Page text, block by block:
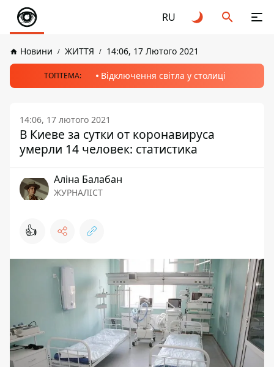
RU
Новини ЖИТТЯ 14:06, 17 Лютого 2021
ТОПТЕМА: Відключення світла у столиці
14:06, 17 лютого 2021
В Киеве за сутки от коронавируса
умерли 14 человек: статистика
Аліна Балабан
ЖУРНАЛІСТ
👍